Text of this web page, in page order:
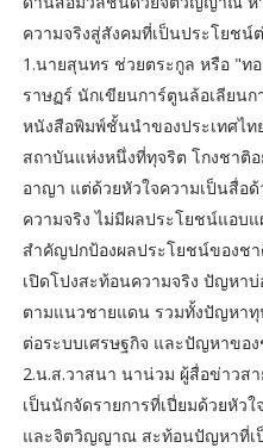
ความจริงสู่สังคมที่เป็นประโยช
1.นายสุนทร ช่วยตระกูล หรือ "
ราษฏร์ นักเขียนการ์ตูนล้อเลียน
หนังสือพิมพ์ชั้นนำของประเทศไท
สถาบันแห่งหนึ่งที่ทุจริต โกงชาติ
อาญา แต่ด้วยหัวใจความเป็นสื่
ความจริง ไม่มีผลประโยชน์แอบ
สำคัญปกป้องผลประโยชน์ของช
เปิดโปงสะท้อนความจริง ปัญหา
ตามแนวชายแดน รวมทั้งปัญหาทุ
ต่อระบบเศรษฐกิจ และปัญหาขอ
2.น.ส.วาสนา นาน่วม ผู้สื่อข่าวส
เป็นนักจัดรายการที่เปี่ยมด้วยหัว
และจิตวิญญาณ สะท้อนปัญหาที่เ